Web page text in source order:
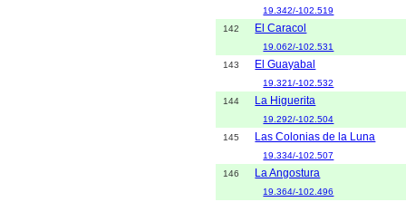
19.342/-102.519
142
El Caracol
19.062/-102.531
143
El Guayabal
19.321/-102.532
144
La Higuerita
19.292/-102.504
145
Las Colonias de la Luna
19.334/-102.507
146
La Angostura
19.364/-102.496